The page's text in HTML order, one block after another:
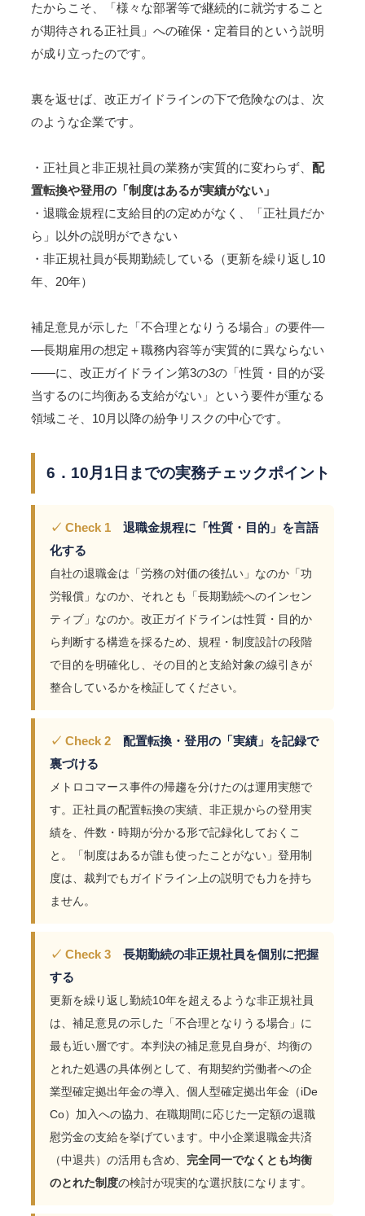
たからこそ、「様々な部署等で継続的に就労すること
が期待される正社員」への確保・定着目的という説明
が成り立ったのです。
裏を返せば、改正ガイドラインの下で危険なのは、次
のような企業です。
・正社員と非正規社員の業務が実質的に変わらず、 配
置転換や登用の「制度はあるが実績がない」
・退職金規程に支給目的の定めがなく、「正社員だか
ら」以外の説明ができない
・非正規社員が長期勤続している（更新を繰り返し10
年、20年）
補足意見が示した「不合理となりうる場合」の要件―
―長期雇用の想定＋職務内容等が実質的に異ならない
――に、改正ガイドライン第3の3の「性質・目的が妥
当するのに均衡ある支給がない」という要件が重なる
領域こそ、10月以降の紛争リスクの中心です。
6．10月1日までの実務チェックポイント
✓ Check 1 退職金規程に「性質・目的」を言語
化する
自社の退職金は「労務の対価の後払い」なのか「功
労報償」なのか、それとも「長期勤続へのインセン
ティブ」なのか。改正ガイドラインは性質・目的か
ら判断する構造を採るため、規程・制度設計の段階
で目的を明確化し、その目的と支給対象の線引きが
整合しているかを検証してください。
✓ Check 2 配置転換・登用の「実績」を記録で
裏づける
メトロコマース事件の帰趨を分けたのは運用実態で
す。正社員の配置転換の実績、非正規からの登用実
績を、件数・時期が分かる形で記録化しておくこ
と。「制度はあるが誰も使ったことがない」登用制
度は、裁判でもガイドライン上の説明でも力を持ち
ません。
✓ Check 3 長期勤続の非正規社員を個別に把握
する
更新を繰り返し勤続10年を超えるような非正規社員
は、補足意見の示した「不合理となりうる場合」に
最も近い層です。本判決の補足意見自身が、均衡の
とれた処遇の具体例として、有期契約労働者への企
業型確定拠出年金の導入、個人型確定拠出年金（iDe
Co）加入への協力、在職期間に応じた一定額の退職
慰労金の支給を挙げています。中小企業退職金共済
（中退共）の活用も含め、 完全同一でなくとも均衡
のとれた制度の検討が現実的な選択肢になります。